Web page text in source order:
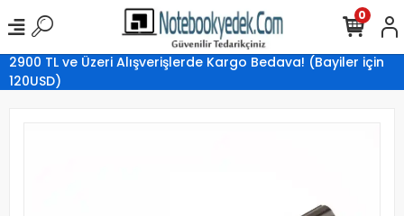
2900 TL ve Üzeri Alışverişlerde Kargo Bedava! (Bayiler için
120USD)
0